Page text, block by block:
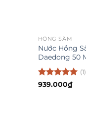
HỒNG SÂM
Nước Hồng
Daedong 50
Được xếp
(1)
939.000₫